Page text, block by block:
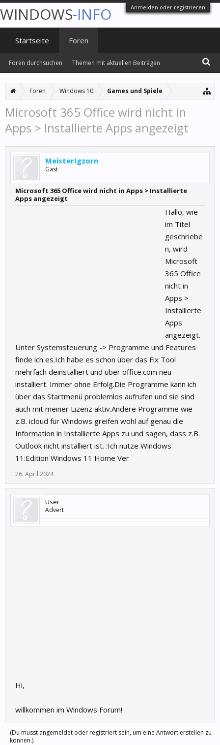
Anmelden oder registrieren
Foren Windows 10 Games und Spiele
Microsoft 365 Office wird nicht in
Apps > Installierte Apps angezeigt
MeisterIgzorn
Gast
Microsoft 365 Office wird nicht in Apps > Installierte
Apps angezeigt
Hallo, wie
im Titel
geschriebe
n, wird
Microsoft
365 Office
nicht in
Apps >
Installierte
Apps
angezeigt.
Unter Systemsteuerung -> Programme und Features
finde ich es.Ich habe es schon über das Fix Tool
mehrfach deinstalliert und über office.com neu
installiert. Immer ohne Erfolg.Die Programme kann ich
über das Startmenü problemlos aufrufen und sie sind
auch mit meiner Lizenz aktiv.Andere Programme wie
z.B. icloud für Windows greifen wohl auf genau die
Information in Installierte Apps zu und sagen, dass z.B.
Outlook nicht installiert ist. :Ich nutze Windows
11:Edition Windows 11 Home Ver
26. April 2024
User
Advert
Hi,
willkommen im Windows Forum!
(Du musst angemeldet oder registriert sein, um eine Antwort erstellen zu
können.)
WINDOWS-INFO
Startseite Foren
Foren durchsuchen Themen mit aktuellen Beiträgen